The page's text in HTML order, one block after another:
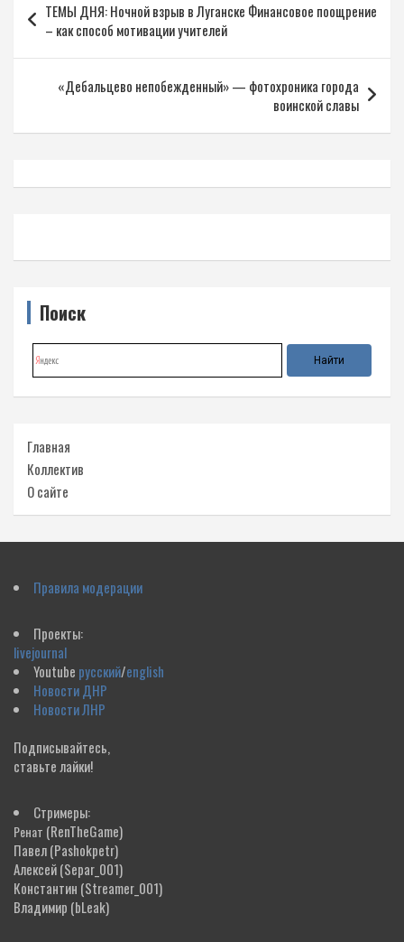
по
записям
ТЕМЫ ДНЯ: Ночной взрыв в Луганске Финансовое поощрение
– как способ мотивации учителей
«Дебальцево непобежденный» — фотохроника города
воинской славы
Поиск
Главная
Коллектив
О сайте
Правила модерации
Проекты:
livejournal
Youtube русский/english
Новости ДНР
Новости ЛНР
Подписывайтесь,
ставьте лайки!
Стримеры:
Ренат (RenTheGame)
Павел(Pashokpetr)
Алексей(Separ_001)
Константин (Streamer_001)
Владимир (bLeak)